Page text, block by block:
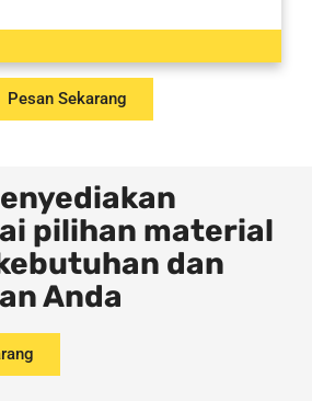
Pesan Sekarang
pilihan material
dan
Anda